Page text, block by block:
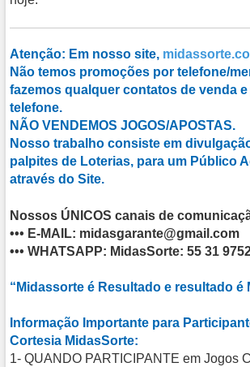
Atenção: Em nosso site,
Não temos promoções por telefone/
fazemos qualquer contatos de venda
telefone.
NÃO VENDEMOS JOGOS/APOSTAS.
Nosso trabalho consiste em
palpites de Loterias, para um Público
através do Site.
Nossos ÚNICOS canais de
••• E-MAIL: midasgarante@gmail.com
•••WHATSAPP: MidasSorte: 55 31
“Midassorte é Resultado e resultado é
Informação Importante para
Cortesia MidasSorte:
1- QUANDO PARTICIPANTE em Jogos